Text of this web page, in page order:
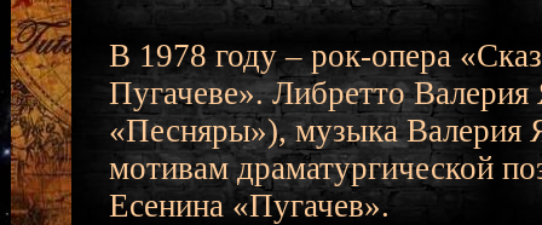
В 1978 году – рок-опера
Пугачеве». Либретто
«Песняры»), музыка Валерия
мотивам драматургической
Есенина «Пугачев».